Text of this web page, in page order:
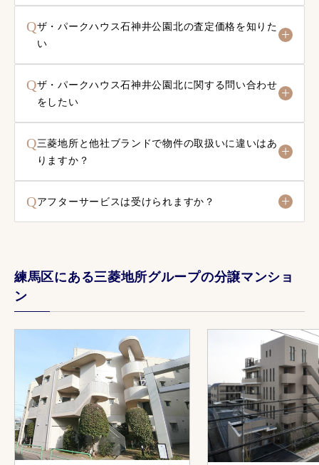
Qザ・パークハウス石神井公園北の査定価格を知りた
い
Qザ・パークハウス石神井公園北に関する問い合わせ
をしたい
Q三菱地所と他社ブランドで物件の取扱いに違いはあ
りますか？
Qアフターサービスは受けられますか？
練馬区にある三菱地所グループの分譲マンショ
ン